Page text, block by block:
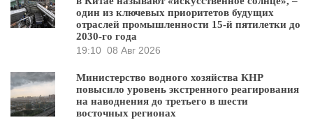
один из ключевых приоритетов будущих
отраслей промышленности 15-й пятилетки до
2030-го года
19:10 08 Авг 2026
Министерство водного хозяйства КНР
повысило уровень экстренного реагирования
на наводнения до третьего в шести
восточных регионах